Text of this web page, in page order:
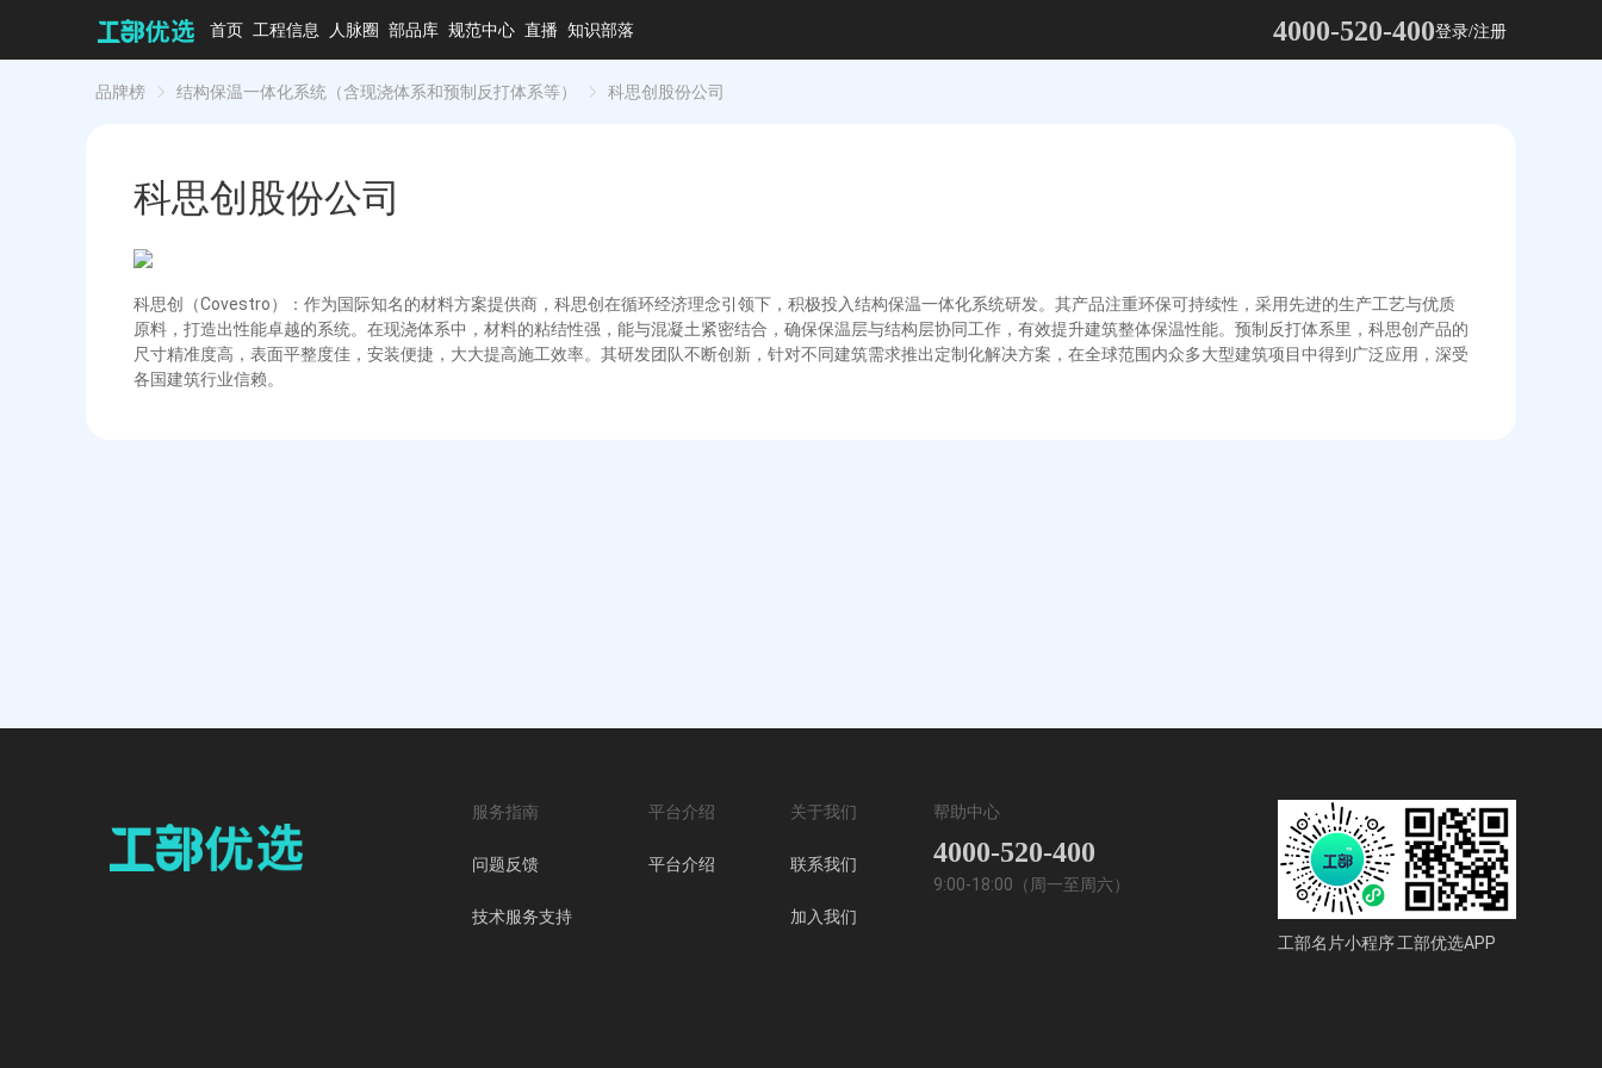
首页 工程信息 人脉圈 部品库 规范中心 直播 知识部落 4000-520-400登录/注册
品牌榜 结构保温一体化系统（含现浇体系和预制反打体系等） 科思创股份公司
科思创股份公司
科思创（Covestro）：作为国际知名的材料方案提供商，科思创在循环经济理念引领下，积极投入结构保温一体化系统研发。其产品注重环保可持续性，采用先进的生产工艺与优质
原料，打造出性能卓越的系统。在现浇体系中，材料的粘结性强，能与混凝土紧密结合，确保保温层与结构层协同工作，有效提升建筑整体保温性能。预制反打体系里，科思创产品的
尺寸精准度高，表面平整度佳，安装便捷，大大提高施工效率。其研发团队不断创新，针对不同建筑需求推出定制化解决方案，在全球范围内众多大型建筑项目中得到广泛应用，深受
各国建筑行业信赖。
服务指南
问题反馈
技术服务支持
平台介绍
平台介绍
关于我们
联系我们
加入我们
帮助中心
4000-520-400
9:00-18:00（周一至周六）
工部名片小程序工部优选APP